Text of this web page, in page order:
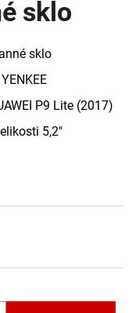
sklo
sklo
P9 Lite (2017)
5,2"